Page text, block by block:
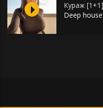
Кураж
Deep house